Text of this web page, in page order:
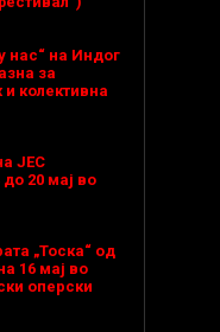
нас“ на Индог
за
колективна
ЈЕС
20 мај во
„Тоска“ од
16 мај во
оперски